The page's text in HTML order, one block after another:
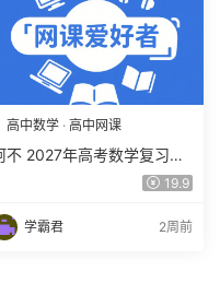
高中数学 · 高中网课
不 2027年高考数学复习网
课教程 高三数学 一轮复习视
19.9
学霸君 2周前